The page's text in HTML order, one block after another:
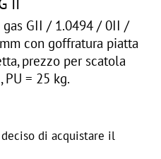
gas GII / 1.0494 / 0II /
con goffratura piatta
prezzo per scatola
= 25 kg.
di acquistare il